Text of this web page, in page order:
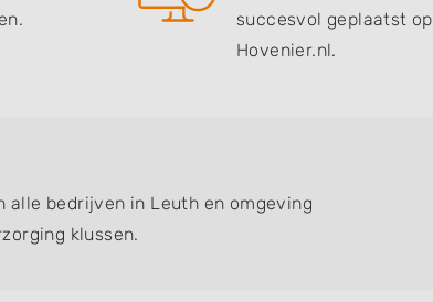
succesvol geplaatst op
Hovenier.nl.
bedrijven in Leuth en omgeving
klussen.